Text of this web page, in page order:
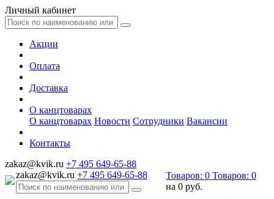
Личный кабинет
Акции
Оплата
Доставка
О канцтоварах
О канцтоварах Новости Сотрудники Вакансии
Контакты
zakaz@kvik.ru +7 495 649-65-88
zakaz@kvik.ru +7 495 649-65-88 Товаров: 0 Товаров: 0
на 0 руб.